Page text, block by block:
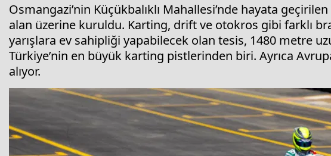
Osmangazi’nin Küçükbalıklı Mahallesi’nde hayata
alan üzerine kuruldu. Karting, drift ve otokros gibi farklı
yarışlara ev sahipliği yapabilecek olan tesis, 1480 metre
Türkiye’nin en büyük karting pistlerinden biri. Ayrıca
alıyor.